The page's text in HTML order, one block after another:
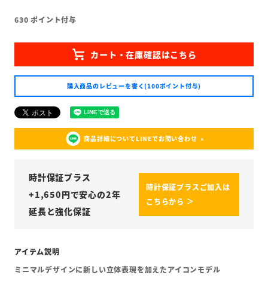
630 ポイント付与
購入商品のレビューを書く(100ポイント付与)
商品詳細についてLINEでお問い合わせ
時計保証プラス
+1,650円で安心の2年
延長と強化保証
時計保証プラスご加入は
こちらから ＞
ミニマルデザインに新しい立体表現を加えたアイコンモデル